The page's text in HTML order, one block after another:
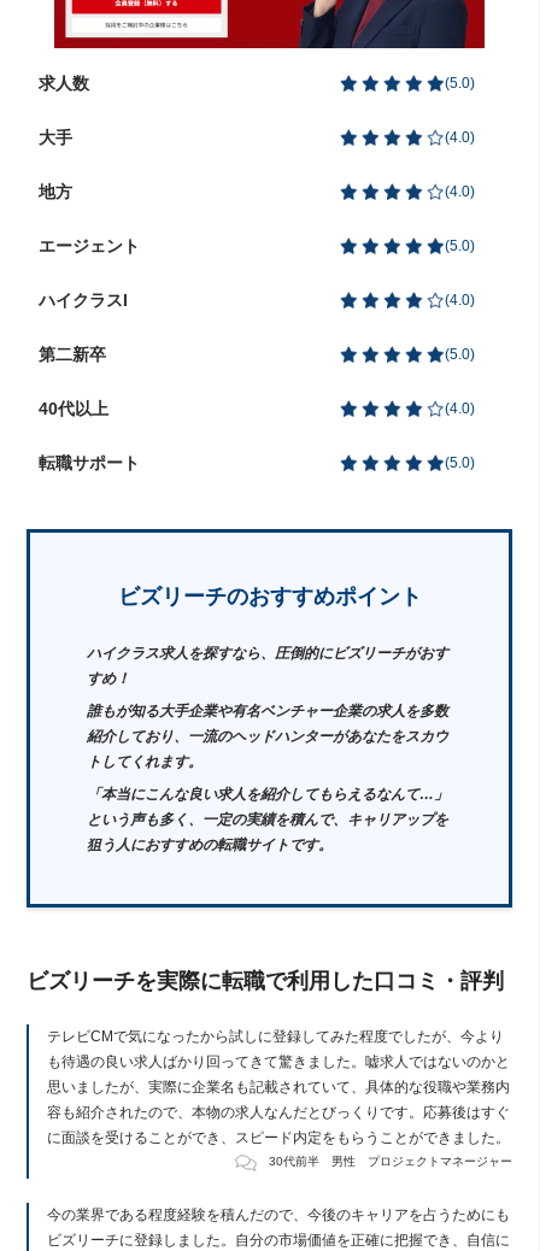
求人数 (5.0)
大手 (4.0)
地方 (4.0)
エージェント (5.0)
ハイクラスI (4.0)
第二新卒 (5.0)
40代以上 (4.0)
転職サポート (5.0)
ビズリーチのおすすめポイント
ハイクラス求人を探すなら、圧倒的にビズリーチがおす
すめ！
誰もが知る大手企業や有名ベンチャー企業の求人を多数
紹介しており、一流のヘッドハンターがあなたをスカウ
トしてくれます。
「本当にこんな良い求人を紹介してもらえるなんて…」
という声も多く、一定の実績を積んで、キャリアップを
狙う人におすすめの転職サイトです。
ビズリーチを実際に転職で利用した口コミ・評判
テレビCMで気になったから試しに登録してみた程度でしたが、今より
も待遇の良い求人ばかり回ってきて驚きました。嘘求人ではないのかと
思いましたが、実際に企業名も記載されていて、具体的な役職や業務内
容も紹介されたので、本物の求人なんだとびっくりです。応募後はすぐ
に面談を受けることができ、スピード内定をもらうことができました。
30代前半 男性 プロジェクトマネージャー
今の業界である程度経験を積んだので、今後のキャリアを占うためにも
ビズリーチに登録しました。自分の市場価値を正確に把握でき、自信に